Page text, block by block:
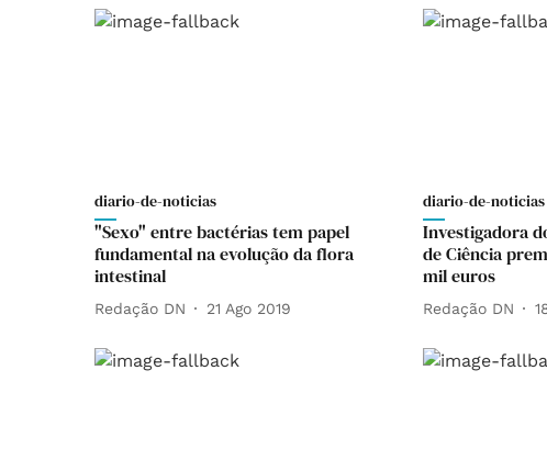
diario-de-noticias
"Sexo" entre bactérias tem papel
fundamental na evolução da flora
intestinal
Redação DN 21 Ago 2019
diario-de-noticias
Investigadora
de Ciência
mil euros
Redação DN